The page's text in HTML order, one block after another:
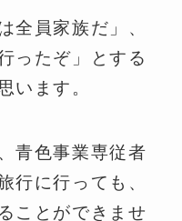
全員家族だ」、
ったぞ」とする
います。
青色事業専従者
行に行っても、
ことができませ